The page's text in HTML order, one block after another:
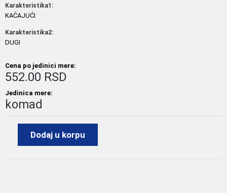
Karakteristika1:
KAČAJUĆI
Karakteristika2:
DUGI
Cena po jedinici mere:
552.00 RSD
Jedinica mere:
komad
Dodaj u korpu